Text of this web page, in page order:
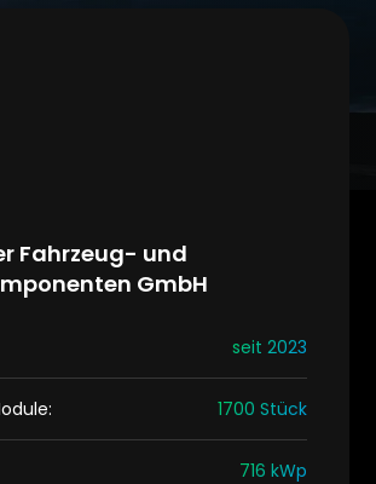
Fahrzeug- und
GmbH
seit 2023
1700 Stück
716 kWp